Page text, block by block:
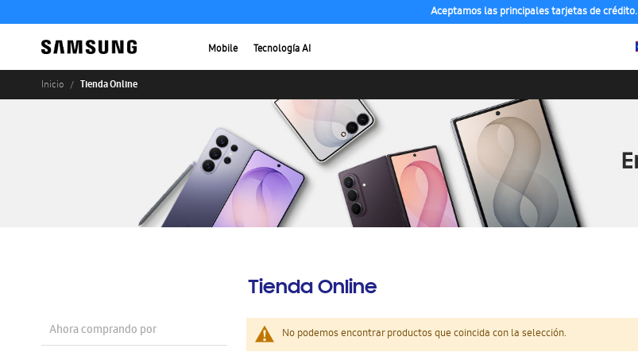
Aceptamos las principales tarjetas de crédito.
Mobile Tecnología AI
Inicio Tienda Online
Tienda Online
No podemos encontrar productos que coincida con la selección.
Ahora comprando por